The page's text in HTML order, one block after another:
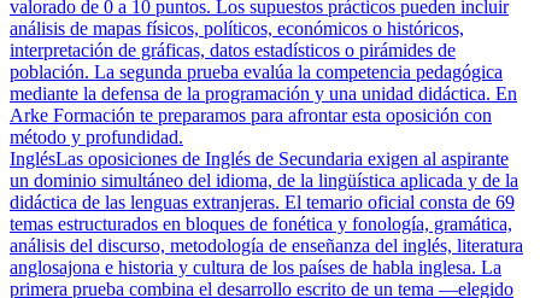
valorado de 0 a 10 puntos. Los supuestos prácticos pueden incluir
análisis de mapas físicos, políticos, económicos o históricos,
interpretación de gráficas, datos estadísticos o pirámides de
población. La segunda prueba evalúa la competencia pedagógica
mediante la defensa de la programación y una unidad didáctica. En
Arke Formación te preparamos para afrontar esta oposición con
método y profundidad.
InglésLas oposiciones de Inglés de Secundaria exigen al aspirante
un dominio simultáneo del idioma, de la lingüística aplicada y de la
didáctica de las lenguas extranjeras. El temario oficial consta de 69
temas estructurados en bloques de fonética y fonología, gramática,
análisis del discurso, metodología de enseñanza del inglés, literatura
anglosajona e historia y cultura de los países de habla inglesa. La
primera prueba combina el desarrollo escrito de un tema —elegido